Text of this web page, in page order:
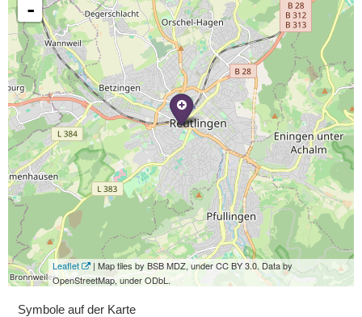
-
Leaflet
| Map tiles by BSB MDZ, under CC BY 3.0. Data by
OpenStreetMap, under ODbL.
Symbole auf der Karte